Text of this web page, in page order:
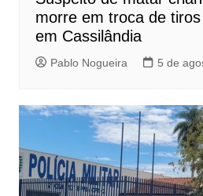
morre em troca de
em Cassilândia
Pablo Nogueira 5 de